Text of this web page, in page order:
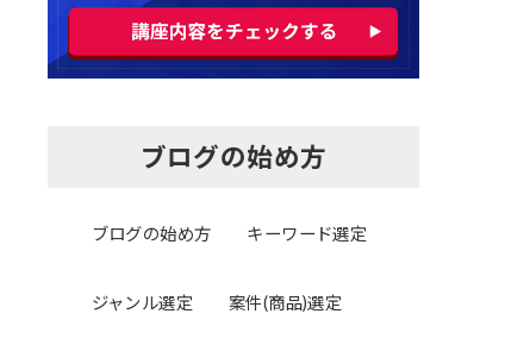
ブログの始め方
ブログの始め方 キーワード選定
ジャンル選定 案件(商品)選定